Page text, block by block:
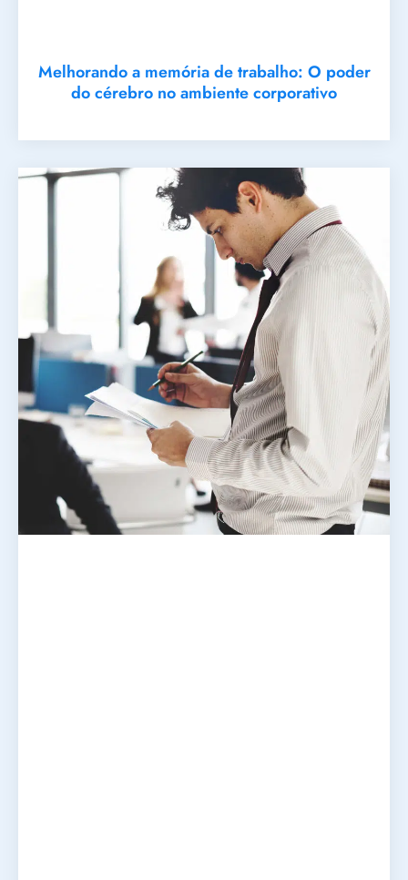
Melhorando a memória de trabalho: O poder
do cérebro no ambiente corporativo